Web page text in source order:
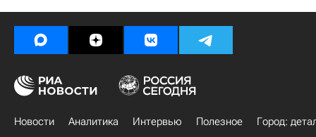
Новости Аналитика Интервью Полезное
Город: